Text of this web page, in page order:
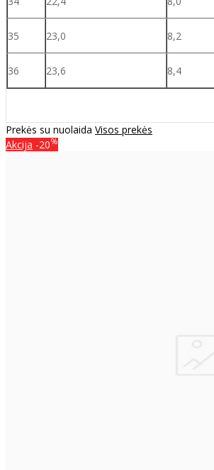
35 23,0 8,2
36 23,6 8,4
Prekės su nuolaida Visos prekės
Akcija -20%